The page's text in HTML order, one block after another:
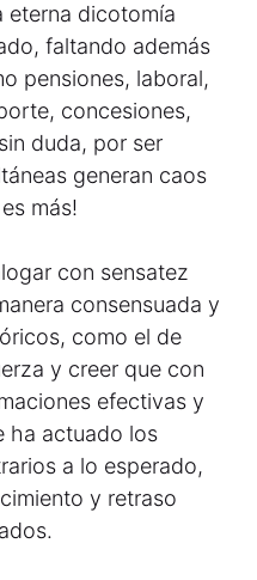
eterna dicotomía
faltando además
pensiones, laboral,
concesiones,
duda, por ser
generan caos
más!
con sensatez
consensuada y
como el de
y creer que con
efectivas y
ha actuado los
a lo esperado,
y retraso